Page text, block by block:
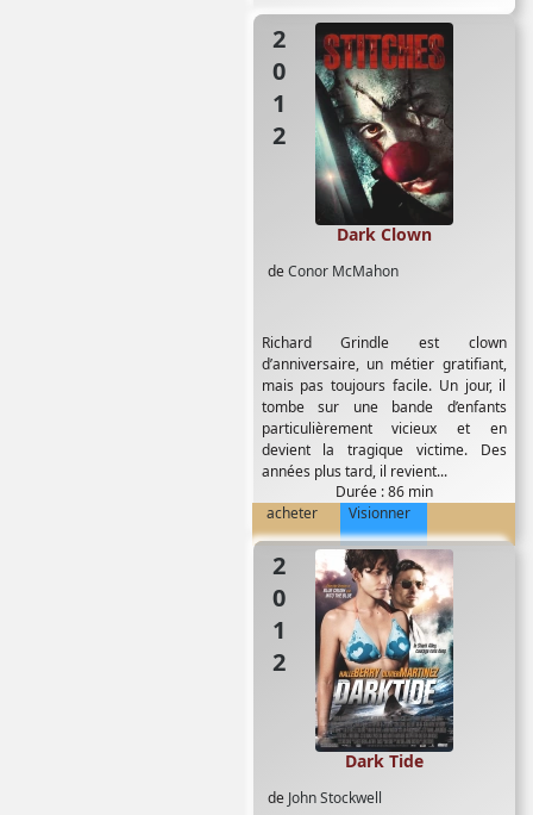
2012
deConor McMahon
Dark Clown
Richard Grindle est clown
d’anniversaire, un métier gratifiant,
mais pas toujours facile. Un jour, il
tombe sur une bande d’enfants
particulièrement vicieux et en
devient la tragique victime. Des
années plus tard, il revient...
Durée : 86 min
acheter
Visionner
2012
de John Stockwell
Dark Tide